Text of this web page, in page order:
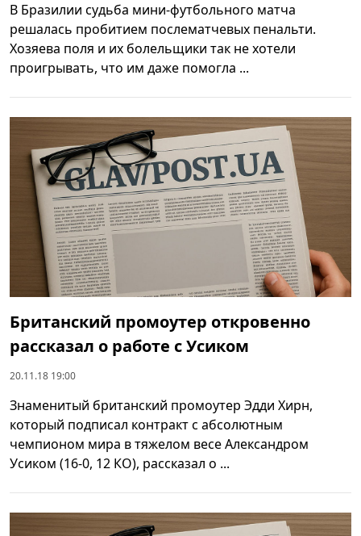
В Бразилии судьба мини-футбольного матча
решалась пробитием послематчевых пенальти.
Хозяева поля и их болельщики так не хотели
проигрывать, что им даже помогла ...
Британский промоутер откровенно
рассказал о работе с Усиком
20.11.18 19:00
Знаменитый британский промоутер Эдди Хирн,
который подписал контракт с абсолютным
чемпионом мира в тяжелом весе Александром
Усиком (16-0, 12 КО), рассказал о ...